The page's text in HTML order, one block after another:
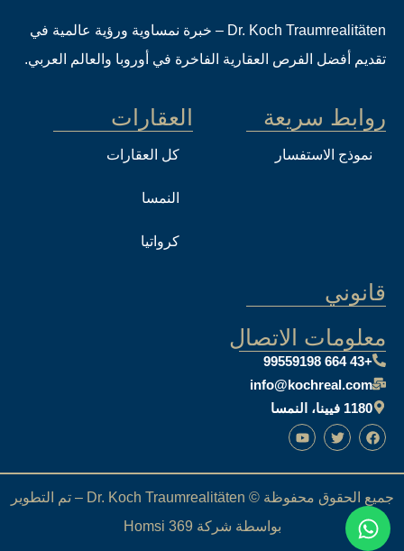
Dr. Koch Traumrealitäten – خبرة نمساوية ورؤية عالمية في
تقديم أفضل الفرص العقارية الفاخرة في أوروبا والعالم العربي.
روابط سريعة
نموذج الاستفسار
العقارات
كل العقارات
النمسا
كرواتيا
قانوني
معلومات الاتصال
+43 664 99559198
info@kochreal.com
1180 فيينا، النمسا
جميع الحقوق محفوظة © Dr. Koch Traumrealitäten – تم التطوير
بواسطة شركة Homsi 369